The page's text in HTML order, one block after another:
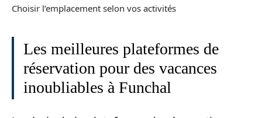
Choisir l’emplacement selon vos activités
Les meilleures plateformes de
réservation pour des vacances
inoubliables à Funchal